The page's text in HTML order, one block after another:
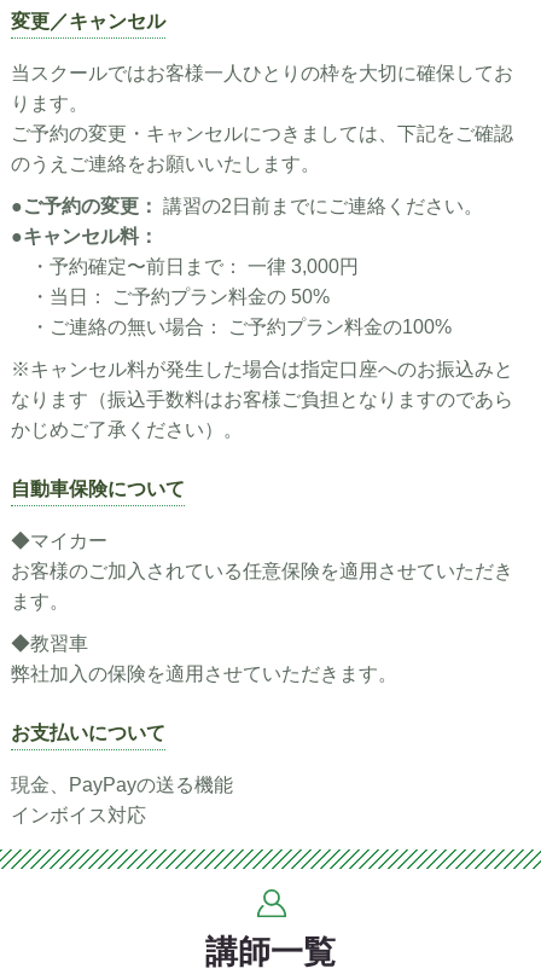
変更／キャンセル
当スクールではお客様一人ひとりの枠を大切に確保してお
ります。
ご予約の変更・キャンセルにつきましては、下記をご確認
のうえご連絡をお願いいたします。
●ご予約の変更： 講習の2日前までにご連絡ください。
●キャンセル料：
・予約確定〜前日まで： 一律 3,000円
・当日： ご予約プラン料金の 50%
・ご連絡の無い場合： ご予約プラン料金の100%
※キャンセル料が発生した場合は指定口座へのお振込みと
なります（振込手数料はお客様ご負担となりますのであら
かじめご了承ください）。
自動車保険について
◆マイカー
お客様のご加入されている任意保険を適用させていただき
ます。
◆教習車
弊社加入の保険を適用させていただきます。
お支払いについて
現金、PayPayの送る機能
インボイス対応
講師一覧